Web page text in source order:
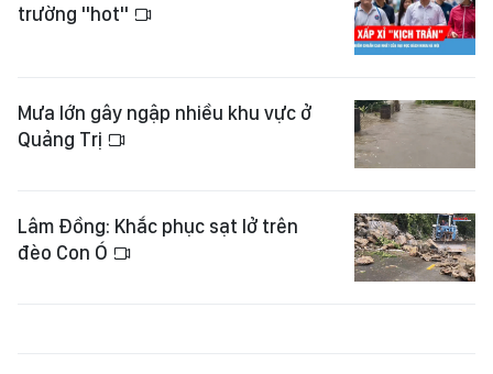
trường "hot"
Mưa lớn gây ngập nhiều khu vực ở
Quảng Trị
Lâm Đồng: Khắc phục sạt lở trên
đèo Con Ó